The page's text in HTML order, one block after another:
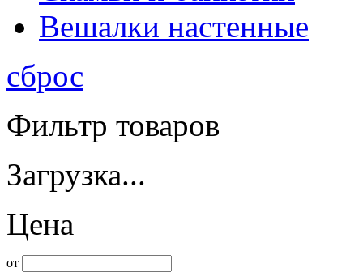
Вешалки настенные
сброс
Фильтр товаров
Загрузка...
Цена
от